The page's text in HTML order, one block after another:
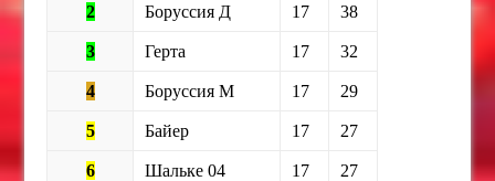
2 Боруссия Д 17 38
3 Герта 17 32
4 Боруссия М 17 29
5 Байер 17 27
6 Шальке 04 17 27